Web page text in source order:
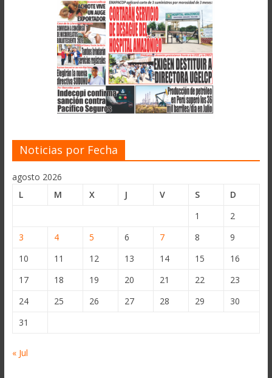
Noticias por Fecha
agosto 2026
L
M X J V S
D
1
2
3
4 5 6 7 8
9
10
11 12 13 14 15
16
17
18 19 20 21 22
23
24
25 26 27 28 29
30
31
« Jul